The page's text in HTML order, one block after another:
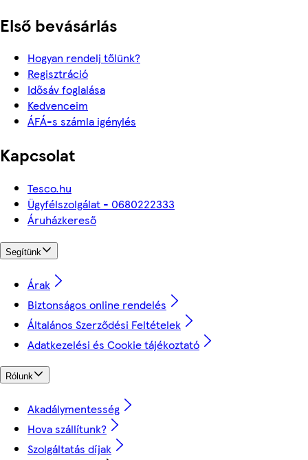
Első bevásárlás
Hogyan rendelj tőlünk?
Regisztráció
Idősáv foglalása
Kedvenceim
ÁFÁ-s számla igénylés
Kapcsolat
Tesco.hu
Ügyfélszolgálat - 0680222333
Áruházkereső
Segítünk
Árak
Biztonságos online rendelés
Általános Szerződési Feltételek
Adatkezelési és Cookie tájékoztató
Rólunk
Akadálymentesség
Hova szállítunk?
Szolgáltatás díjak